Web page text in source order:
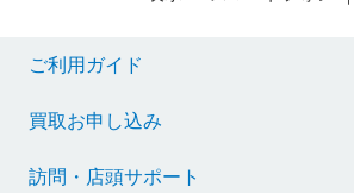
ご利用ガイド
買取お申し込み
訪問・店頭サポート